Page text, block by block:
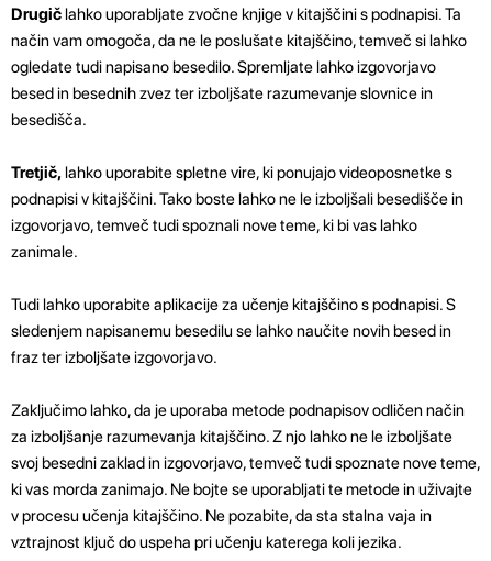
Drugičlahko uporabljate zvočne knjige v kitajščini s podnapisi. Ta
način vam omogoča, da ne le poslušate kitajščino, temveč si lahko
ogledate tudi napisano besedilo. Spremljate lahko izgovorjavo
besed in besednih zvez ter izboljšate razumevanje slovnice in
besedišča.
Tretjič,lahko uporabite spletne vire, ki ponujajo videoposnetke s
podnapisi v kitajščini. Tako boste lahko ne le izboljšali besedišče in
izgovorjavo, temveč tudi spoznali nove teme, ki bi vas lahko
zanimale.
Tudi lahko uporabite aplikacije za učenje kitajščino s podnapisi. S
sledenjem napisanemu besedilu se lahko naučite novih besed in
fraz ter izboljšate izgovorjavo.
Zaključimo lahko, da je uporaba metode podnapisov odličen način
za izboljšanje razumevanja kitajščino. Z njo lahko ne le izboljšate
svoj besedni zaklad in izgovorjavo, temveč tudi spoznate nove teme,
ki vas morda zanimajo. Ne bojte se uporabljati te metode in uživajte
v procesu učenja kitajščino. Ne pozabite, da sta stalna vaja in
vztrajnost ključ do uspeha pri učenju katerega koli jezika.